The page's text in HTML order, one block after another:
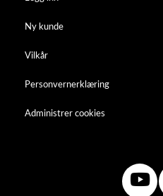
Ny kunde
Vilkår
Personvernerklæring
Administrer cookies